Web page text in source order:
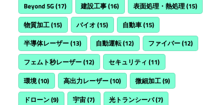
Beyond 5G(17) 建設工事(16) 表面処理・熱処理(15)
物質加工(15) バイオ (15) 自動車(15)
半導体レーザー(13) 自動運転(12) ファイバー(12)
フェムト秒レーザー(12) セキュリティ (11)
環境(10) 高出力レーザー(10) 微細加工(9)
ドローン(9) 宇宙(7) 光トランシーバ(7)